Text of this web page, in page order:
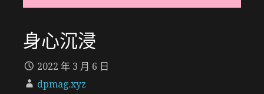
身心沉浸
2022 年 3 月 6 日
dpmag.xyz